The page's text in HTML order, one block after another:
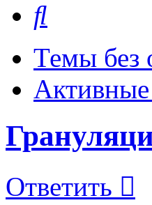
Темы без
Ответить